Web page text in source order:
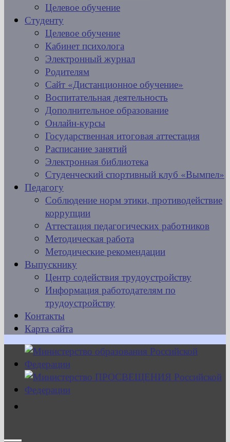
Целевое обучение
Студенту
Целевое обучение
Кабинет психолога
Электронный журнал
Родителям
Сайт «Дистанционное обучение»
Воспитательная деятельность
Дополнительное образование
Онлайн-курсы
Государственная итоговая аттестация
Расписание занятий
Электронная библиотека
Студенческий спортивный клуб «Вымпел»
Педагогу
Соблюдение норм этики, противодействие
коррупции
Аттестация педагогических работников
Методическая работа
Методические рекомендации
Выпускнику
Центр содействия трудоустройству
Информация работодателям по
трудоустройству
Контакты
Карта сайта